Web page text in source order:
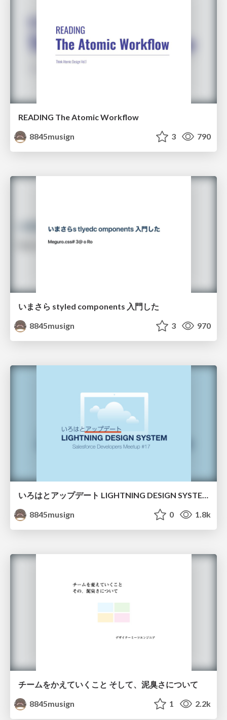
READING The Atomic Workflow
8845musign
3 790
いまさら styled components 入門した
8845musign
3 970
いろはとアップデート LIGHTNING DESIGN SYSTEM
8845musign
0 1.8k
チームをかえていくこと そして、泥臭さについて
8845musign
1 2.2k